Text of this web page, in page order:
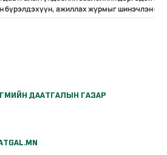
бүрэлдэхүүн, ажиллах журмыг шинэчлэн
ДААТГАЛЫН ГАЗАР